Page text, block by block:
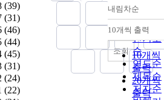
(39)
(31)
(46)
(44)
(45)
(31)
(24)
(22)
정확도
순
인기도
순
연도순
제목순
저자순
내림차순
내림차
10개씩 출력
10개씩
출력
20개씩
출력
조회